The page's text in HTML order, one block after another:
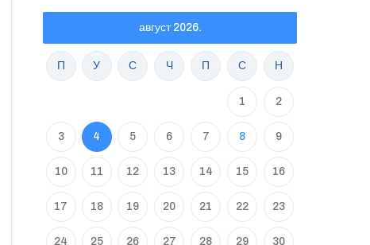
август 2026.
П У С Ч П С Н
1 2
3 4 5 6 7 8 9
10 11 12 13 14 15 16
17 18 19 20 21 22 23
24 25 26 27 28 29 30